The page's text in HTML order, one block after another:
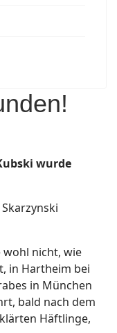
wurde
wohl nicht, wie
in Hartheim bei
in München
bald nach dem
Häftlinge,